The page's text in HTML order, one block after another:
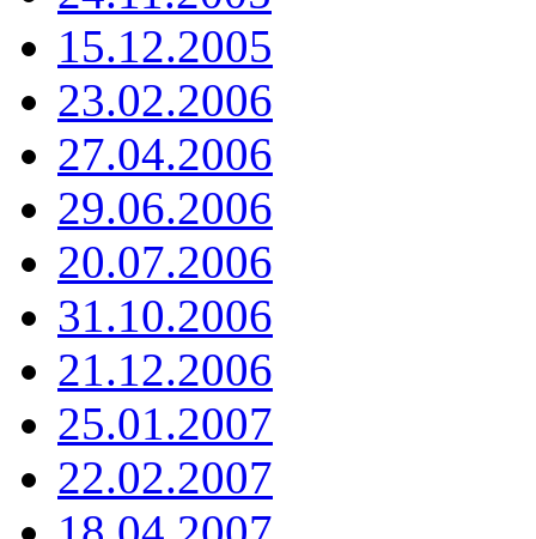
15.12.2005
23.02.2006
27.04.2006
29.06.2006
20.07.2006
31.10.2006
21.12.2006
25.01.2007
22.02.2007